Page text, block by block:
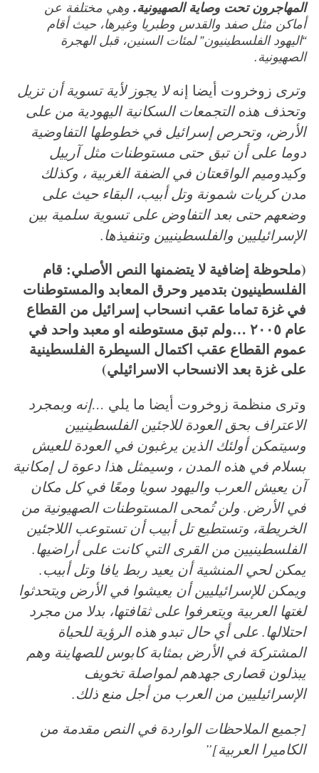
المهاجرون تحت وصاية الصهيونية.وهي مختلفة عن
أماكن مثل صفد والقدس وطبريا وغيرها، حيث أقام
“اليهود الفلسطينيون” لمئات السنين، قبل الهجرة
الصهيونية.
وترى زوخروت أيضا إنهلا يجوز لأية تسوية أن تزيل
وتحذف هذه التجمعات السكانية اليهودية من على
الأرض، وتحرص إسرائيل في خطوطها التفاوضية
دوما على أن تبق حتى مستوطنات مثل آرييل
وكيدوميم الواقعتان في الضفة الغربية ، وكذلك
مدن كريات شمونة وتل أبيب، البقاء حيث على
وضعهم حتى بعد التفاوض على تسوية سلمية بين
الإسرائيليين والفلسطينيين وتنفيذها.
(ملحوظة إضافية لا يتضمنها النص الأصلي: قام
الفلسطينيون بتدمير وحرق المعابد والمستوطنات
في غزة تماما عقب انسحاب إسرائيل من القطاع
عام ٢٠٠٥ …ولم تبق مستوطنه او معبد واحد في
عموم القطاع عقب اكتمال السيطرة الفلسطينية
على غزة بعد الانسحاب الاسرائيلي)
وترى منظمة زوخروت أيضا ما يلي …إنه وبمجرد
الاعتراف بحق العودة للاجئين الفلسطينيين
وسيتمكن أولئك الذين يرغبون في العودة للعيش
بسلام في هذه المدن ، وسيمثل هذا دعوة ل إمكانية
آن يعيش العرب واليهود سويا ومعًا في كل مكان
في الأرض. ولن تُمحى المستوطنات الصهيونية من
الخريطة، وتستطيع تل أبيب أن تستوعب اللاجئين
الفلسطينيين من القرى التي كانت على أراضيها.
يمكن لحي المنشية أن يعيد ربط يافا وتل أبيب.
ويمكن للإسرائيليين أن يعيشوا في الأرض ويتحدثوا
لغتها العربية ويتعرفوا على ثقافتها، بدلا من مجرد
احتلالها. على أي حال تبدو هذه الرؤية للحياة
المشتركة في الأرض بمثابة كابوس للصهاينة وهم
يبذلون قصارى جهدهم لمواصلة تخويف
الإسرائيليين من العرب من أجل منع ذلك.
[جميع الملاحظات الواردة في النص مقدمة من
الكاميرا العربية]”